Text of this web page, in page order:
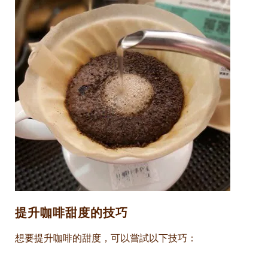
提升咖啡甜度的技巧
想要提升咖啡的甜度，可以嘗試以下技巧：